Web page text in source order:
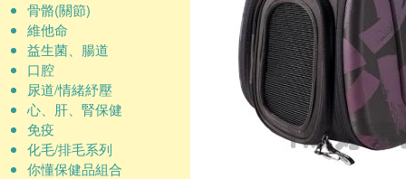
骨骼(關節)
維他命
益生菌、腸道
口腔
尿道/情緒紓壓
心、肝、腎保健
免疫
化毛/排毛系列
你懂保健品組合